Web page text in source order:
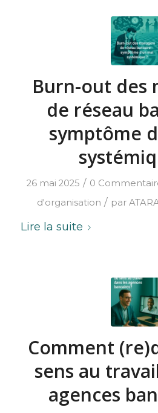
Burn-out des
de réseau
symptôme
26 mai 2025 / 0
d'organisation / par
Lire la suite
Comment
sens au
agences